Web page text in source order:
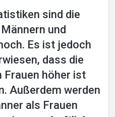
sind die
und
Es ist jedoch
dass die
Frauen höher ist
Außerdem werden
als Frauen